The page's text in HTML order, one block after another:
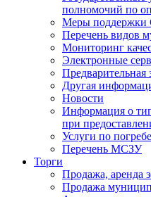
полномочий по
Меры
Перечень видов
Мониторинг
Электронные
Предварительная
Другая
Новости
Информация о
при
Услуги по
Перечень МСЗУ
Торги
Продажа, аренда
Продажа